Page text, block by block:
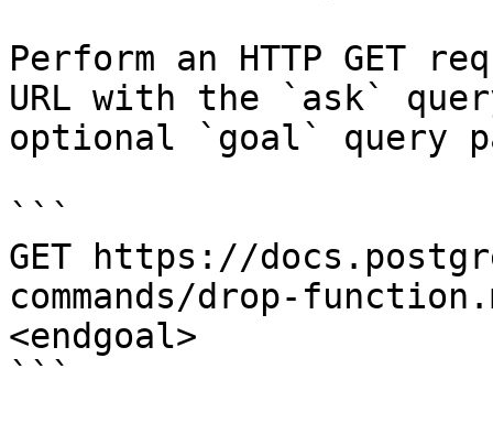
Perform an HTTP GET
URL with the `ask`
optional `goal` query
```
GET https://
commands/drop-
<endgoal>
```